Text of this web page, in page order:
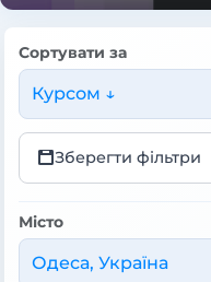
Сортувати за
Курсом ↓
Зберегти фільтри
Місто
Одеса, Україна